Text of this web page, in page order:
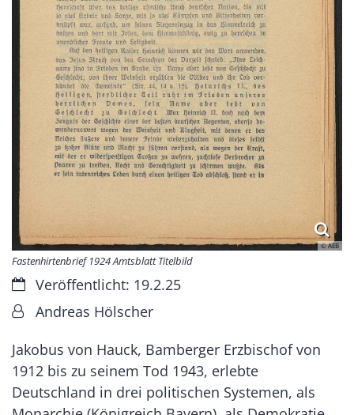
© AEB
Fastenhirtenbrief 1924 Amtsblatt Titelbild
Datum:Veröffentlicht: 19.2.25
Von:Andreas Hölscher
Jakobus von Hauck, Bamberger Erzbischof von
1912 bis zu seinem Tod 1943, erlebte
Deutschland in drei politischen Systemen, als